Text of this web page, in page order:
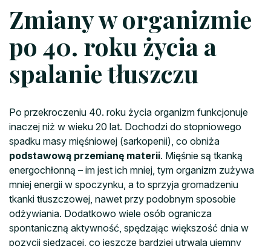
Zmiany w organizmie
po 40. roku życia a
spalanie tłuszczu
Po przekroczeniu 40. roku życia organizm funkcjonuje
inaczej niż w wieku 20 lat. Dochodzi do stopniowego
spadku masy mięśniowej (sarkopenii), co obniża
podstawową przemianę materii. Mięśnie są tkanką
energochłonną – im jest ich mniej, tym organizm zużywa
mniej energii w spoczynku, a to sprzyja gromadzeniu
tkanki tłuszczowej, nawet przy podobnym sposobie
odżywiania. Dodatkowo wiele osób ogranicza
spontaniczną aktywność, spędzając większość dnia w
pozycji siedzącej, co jeszcze bardziej utrwala ujemny